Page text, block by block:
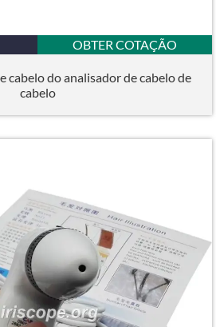
OBTER COTAÇÃO
cabelo do analisador de cabelo de
cabelo